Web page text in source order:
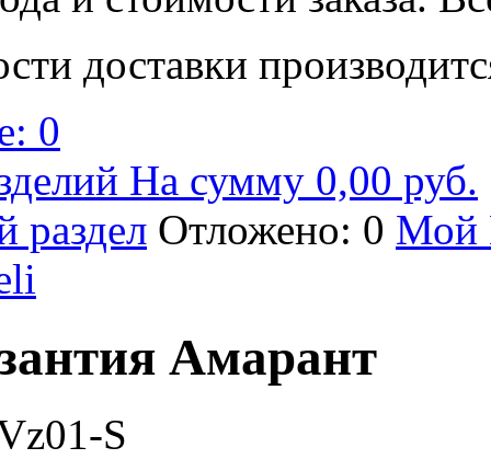
доставки
0
На сумму 0,00 руб.
раздел Отложено: 0 Мой
Амарант
S